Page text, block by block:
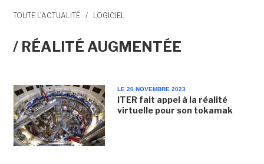
TOUTE L'ACTUALITÉ / LOGICIEL
/ RÉALITÉ AUGMENTÉE
LE 20 NOVEMBRE 2023
ITER fait appel à la réalité
virtuelle pour son tokamak